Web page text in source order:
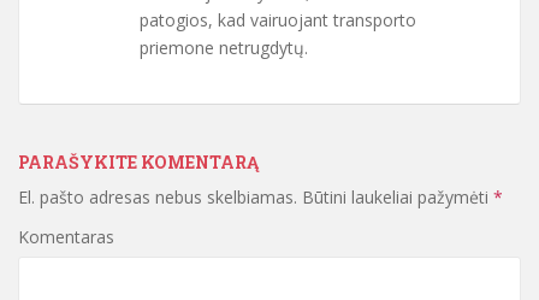
patogios, kad vairuojant transporto
priemone netrugdytų.
PARAŠYKITE KOMENTARĄ
El. pašto adresas nebus skelbiamas. Būtini laukeliai pažymėti *
Komentaras